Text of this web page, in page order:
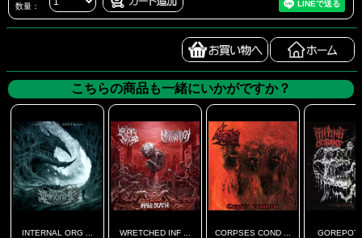
数量：
こちらの商品も一緒にいかがですか？
INTERNAL ORG ... WRETCHED INF ... CORPSES COND ... GOREPOT